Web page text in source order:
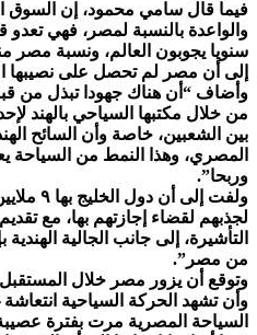
فيما قال سامي محمود، إن السوق
إلى أن مصر لم تحصل على نصيبها
وأضاف “أن هناك جهودا تبذل من
من خلال مكتبها السياحي بالهند
بين الشعبين، خاصة وأن السائح
المصري، وهذا النمط من السياحة
وربحا”.
ولفت
لجذبهم لقضاء إجازتهم بها، مع
التأشيرة، إلى جانب الجالية الهندية
من مصر”.
وتوقع أن يزور مصر خلال المستقبل
وأن تشهد الحركة السياحية
السياحة المصرية مرت بفترة